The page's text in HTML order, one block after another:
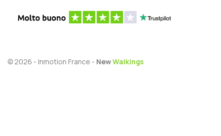
© 2026 - Inmotion France - NewWalkings